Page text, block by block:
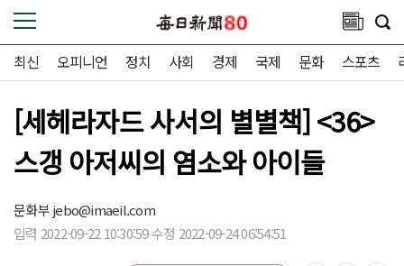
최신 오피니언 정치 사회 경제 국제 문화 스포츠
[세헤라자드 사서의 별별책] <36>
스갱 아저씨의 염소와 아이들
문화부jebo@imaeil.com
입력 2022-09-22 10:30:59 수정 2022-09-24 06:54:51